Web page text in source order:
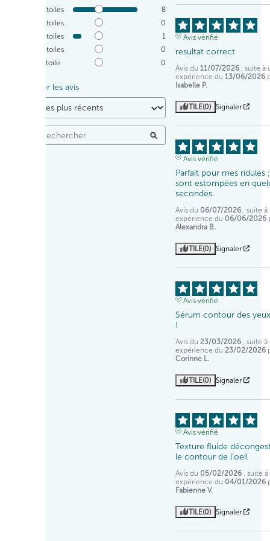
étoiles
8
étoiles
0
étoiles
1
étoiles
0
étoile 0
Trier les avis
Avis vérifié
resultat correct
Avis du 11/07/2026
, suite à
expérience du 13/06/2026
Isabelle P.
UTILE(0) Signaler
Avis vérifié
Parfait pour mes ridules
sont estompées en
secondes.
Avis du 06/07/2026
, suite
expérience du 06/06/2026
Alexandra B.
UTILE(0) Signaler
Avis vérifié
Sérum contour des
!
Avis du 23/03/2026
, suite
expérience du 23/02/2026
Corinne L.
UTILE(0) Signaler
Avis vérifié
Texture fluide
le contour de l’oeil
Avis du 05/02/2026
, suite
expérience du 04/01/2026
Fabienne V.
UTILE(0) Signaler